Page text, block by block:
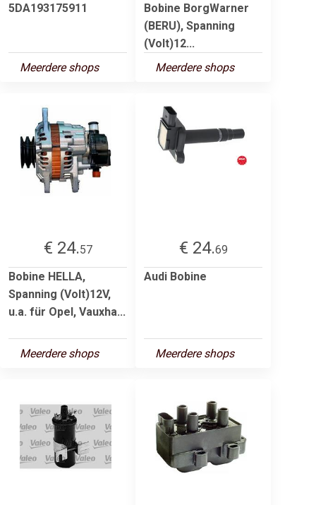
5DA193175911
Meerdere shops
Bobine BorgWarner
(BERU), Spanning
(Volt)12...
Meerdere shops
€ 24.57
Bobine HELLA,
Spanning (Volt)12V,
u.a. für Opel, Vauxha...
Meerdere shops
€ 24.69
Audi Bobine
Meerdere shops